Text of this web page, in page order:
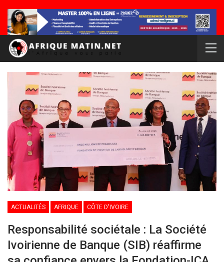
ACTUALITÉS AFRIQUE CÔTE D'IVOIRE
Responsabilité sociétale : La Société
Ivoirienne de Banque (SIB) réaffirme